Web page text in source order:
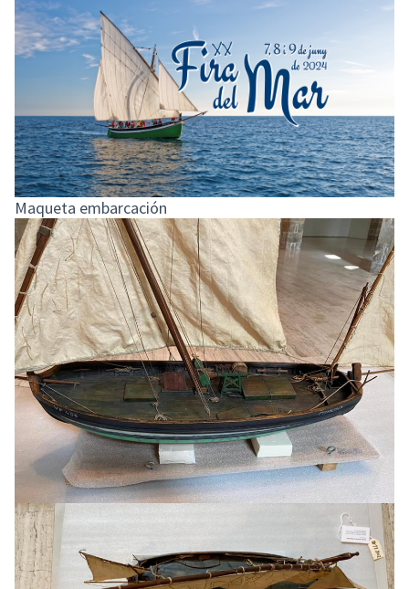
Maqueta embarcación